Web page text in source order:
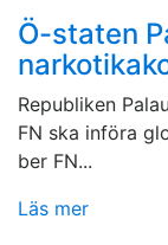
Ö-staten
Republiken
FN ska införa
ber FN...
Läs mer